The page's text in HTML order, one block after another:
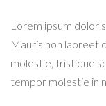
Lorem ipsum dolor
Mauris non laoreet
molestie, tristique
tempor molestie in